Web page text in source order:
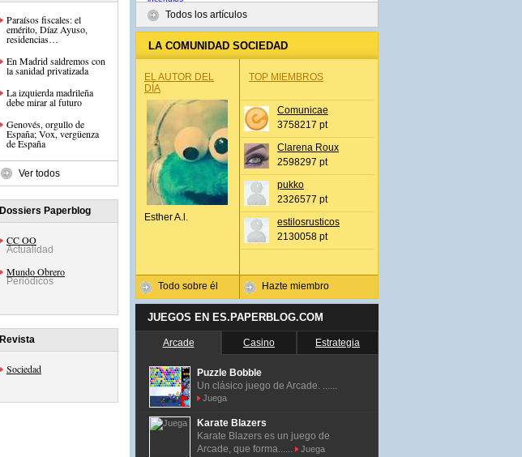
Paraísos fiscales: el
emérito, Díaz Ayuso,
residencias…
En Madrid saldremos con
la sanidad privatizada
La izquierda madrileña
debe mirar al futuro
Genovés, orgullo de
España; Vox, vergüenza
de España
Ver todos
Dossiers Paperblog
CC OO
Actualidad
Mundo Obrero
Periódicos
Revista
Sociedad
Todos los artículos
LA COMUNIDAD SOCIEDAD
EL AUTOR DEL
DÍA
Esther A.l.
Todo sobre él
TOP MIEMBROS
Comunicae
3758217 pt
Clarena Roux
2598297 pt
pukko
2326577 pt
estilosrusticos
2130058 pt
Hazte miembro
JUEGOS EN ES.PAPERBLOG.COM
Arcade Casino Estrategia
Puzzle Bobble
Un clásico juego de Arcade. ......
Juega
Karate Blazers
Karate Blazers es un juego de
Arcade, que forma......
Juega